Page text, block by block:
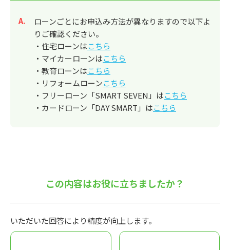
回答
ローンごとにお申込み方法が異なりますので以下よ
りご確認ください。
・住宅ローンはこちら
・マイカーローンはこちら
・教育ローンはこちら
・リフォームローンこちら
・フリーローン「SMART SEVEN」はこちら
・カードローン「DAY SMART」はこちら
この内容はお役に立ちましたか？
いただいた回答により精度が向上します。